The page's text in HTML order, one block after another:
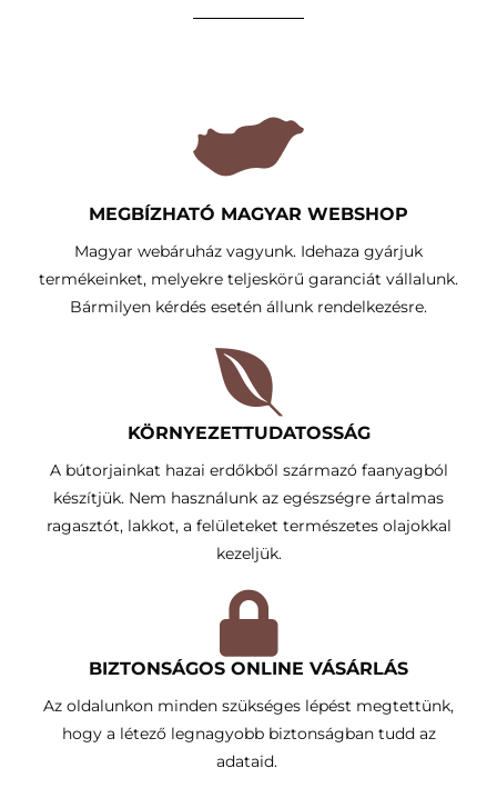
MEGBÍZHATÓ MAGYAR WEBSHOP
Magyar webáruház vagyunk. Idehaza gyárjuk
termékeinket, melyekre teljeskörű garanciát vállalunk.
Bármilyen kérdés esetén állunk rendelkezésre.
KÖRNYEZETTUDATOSSÁG​
A bútorjainkat hazai erdőkből származó faanyagból
készítjük. Nem használunk az egészségre ártalmas
ragasztót, lakkot, a felületeket természetes olajokkal
kezeljük.
BIZTONSÁGOS ONLINE VÁSÁRLÁS
Az oldalunkon minden szükséges lépést megtettünk,
hogy a létező legnagyobb biztonságban tudd az
adataid.